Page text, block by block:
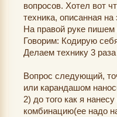
вопросов. Хотел вот
техника, описанная
На правой руке
Говорим: Кодирую
Делаем технику 3
Вопрос следующий,
или карандашом
2) до того как я
комбинацию(ее надо